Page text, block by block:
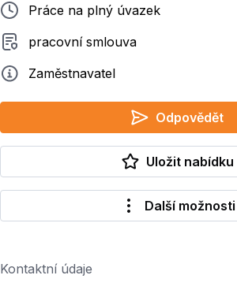
Typ pracovního poměru
Práce na plný úvazek
Typ smluvního vztahu
pracovní smlouva
ZadavatelZaměstnavatel
Odpovědět
Uložit nabídku
Další možnosti
Kontaktní údaje